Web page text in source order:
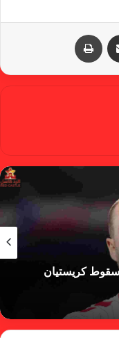
سقوط كريستيان